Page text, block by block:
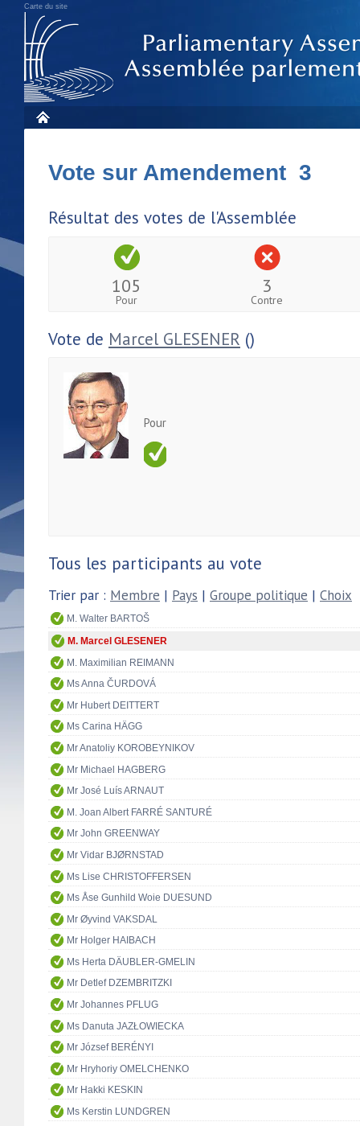
Carte du site
Vote sur Amendement 3
Résultat des votes de l'Assemblée
105
Pour
3
Contre
Vote de Marcel GLESENER ()
Pour
Tous les participants au vote
Trier par : Membre | Pays | Groupe politique | Choix
M. Walter BARTOŠ
M. Marcel GLESENER
M. Maximilian REIMANN
Ms Anna ČURDOVÁ
Mr Hubert DEITTERT
Ms Carina HÄGG
Mr Anatoliy KOROBEYNIKOV
Mr Michael HAGBERG
Mr José Luís ARNAUT
M. Joan Albert FARRÉ SANTURÉ
Mr John GREENWAY
Mr Vidar BJØRNSTAD
Ms Lise CHRISTOFFERSEN
Ms Åse Gunhild Woie DUESUND
Mr Øyvind VAKSDAL
Mr Holger HAIBACH
Ms Herta DÄUBLER-GMELIN
Mr Detlef DZEMBRITZKI
Mr Johannes PFLUG
Ms Danuta JAZŁOWIECKA
Mr József BERÉNYI
Mr Hryhoriy OMELCHENKO
Mr Hakki KESKIN
Ms Kerstin LUNDGREN